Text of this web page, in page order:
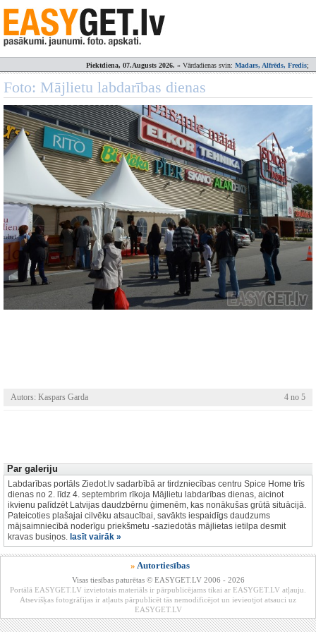
Piektdiena, 07.Augusts 2026. » Vārdadienas svin: Madars, Alfrēds, Fredis;
Foto: Mājlietu labdarības dienas
Autors: Kaspars Garda 4 no 5
Par galeriju
Labdarības portāls Ziedot.lv sadarbībā ar tirdzniecības centru Spice Home trīs
dienas no 2. līdz 4. septembrim rīkoja Mājlietu labdarības dienas, aicinot
ikvienu palīdzēt Latvijas daudzbērnu ģimenēm, kas nonākušas grūtā situācijā.
Pateicoties plašajai cilvēku atsaucībai, savākts iespaidīgs daudzums
mājsaimniecībā noderīgu priekšmetu -saziedotās mājlietas ietilpa desmit
kravas busiņos. lasīt vairāk »
» Autortiesības
Visas tiesības paturētas © EASYGET.LV 2006 - 2026
Portālā EASYGET.LV izvietotais materiāls ir pārpublicējams tikai ar EASYGET.LV atļauju.
Atsevišķas fotogrāfijas ir atļauts pārpublicēt tās nemodificējot un ievieotjot atsauci uz
EASYGET.LV